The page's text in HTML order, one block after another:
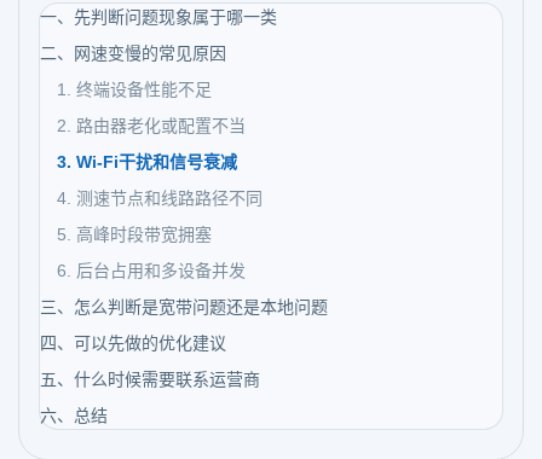
一、先判断问题现象属于哪一类
二、网速变慢的常见原因
1. 终端设备性能不足
2. 路由器老化或配置不当
3. Wi-Fi干扰和信号衰减
4. 测速节点和线路路径不同
5. 高峰时段带宽拥塞
6. 后台占用和多设备并发
三、怎么判断是宽带问题还是本地问题
四、可以先做的优化建议
五、什么时候需要联系运营商
六、总结